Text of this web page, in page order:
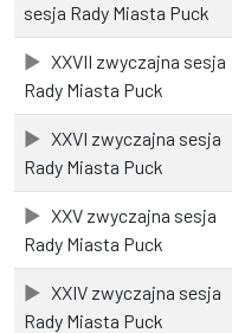
sesja Rady Miasta Puck
XXVII zwyczajna sesja
Rady Miasta Puck
XXVI zwyczajna sesja
Rady Miasta Puck
XXV zwyczajna sesja
Rady Miasta Puck
XXIV zwyczajna sesja
Rady Miasta Puck